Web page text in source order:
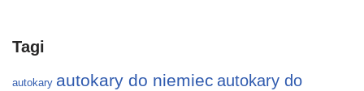
Tagi
autokary autokary do niemiec autokary do